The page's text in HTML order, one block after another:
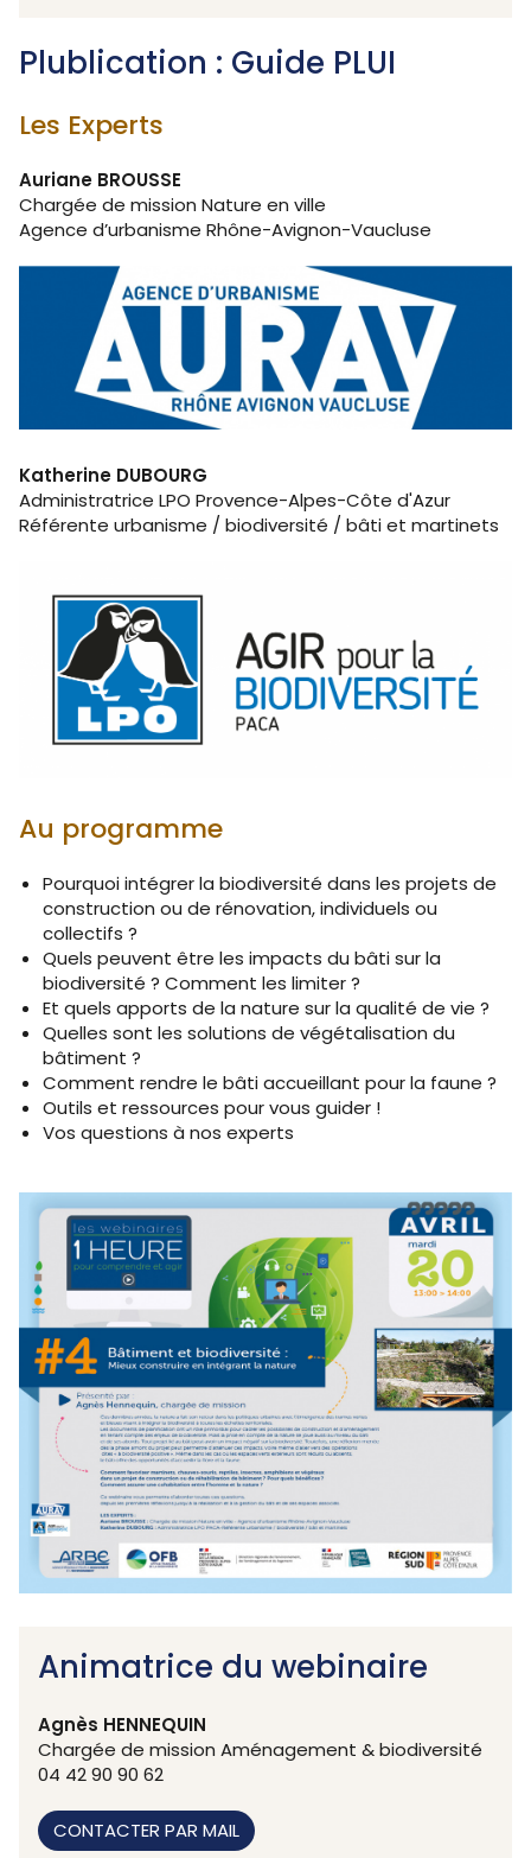
Plublication : Guide PLUI
Les Experts
Auriane BROUSSE
Chargée de mission Nature en ville
Agence d’urbanisme Rhône-Avignon-Vaucluse
Katherine DUBOURG
Administratrice LPO Provence-Alpes-Côte d'Azur
Référente urbanisme / biodiversité / bâti et martinets
Au programme
Pourquoi intégrer la biodiversité dans les projets de
construction ou de rénovation, individuels ou
collectifs ?
Quels peuvent être les impacts du bâti sur la
biodiversité ? Comment les limiter ?
Et quels apports de la nature sur la qualité de vie ?
Quelles sont les solutions de végétalisation du
bâtiment ?
Comment rendre le bâti accueillant pour la faune ?
Outils et ressources pour vous guider !
Vos questions à nos experts
Animatrice du webinaire
Agnès HENNEQUIN
Chargée de mission Aménagement & biodiversité
04 42 90 90 62
CONTACTER PAR MAIL